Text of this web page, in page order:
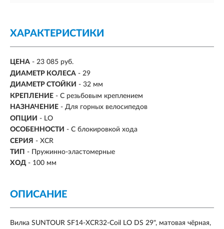
ХАРАКТЕРИСТИКИ
ЦЕНА - 23 085 руб.
ДИАМЕТР КОЛЕСА - 29
ДИАМЕТР СТОЙКИ - 32 мм
КРЕПЛЕНИЕ - С резьбовым креплением
НАЗНАЧЕНИЕ - Для горных велосипедов
ОПЦИИ - LO
ОСОБЕННОСТИ - С блокировкой хода
СЕРИЯ - XCR
ТИП - Пружинно-эластомерные
ХОД - 100 мм
ОПИСАНИЕ
Вилка SUNTOUR SF14-XCR32-Coil LO DS 29", матовая чёрная,